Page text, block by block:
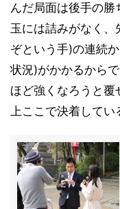
んだ局面は後手の
玉には詰みがなく
ぞという手)の連続
状況)がかかるから
ほど強くなろうと
上ここで決着してい